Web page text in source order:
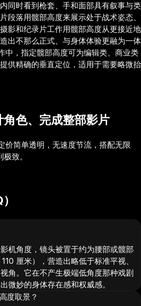
同时看到枪套、手和面部具有叙事与类
段落用髋部高度来展示处于战术姿态、
影和纪录片工作用髋部高度从更接近地
出不那么正式、与身体体验更融为一体
中，指定髋部高度可为编辑类、商业类
供精确的垂直定位，适用于需要略微抬
色、完成整部影片
价简单透明，无速度节流，搭配无限
致。
机角度，镜头被置于约为腰部或髋部
厘米），营造出略低于标准平视、
角。它在不产生极端低角度那种戏剧
微妙的身体存在感和权威感。
度取景？